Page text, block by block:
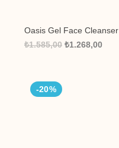
Oasis Gel Face Cleanser
₺1.585,00 ₺1.268,00
-20%